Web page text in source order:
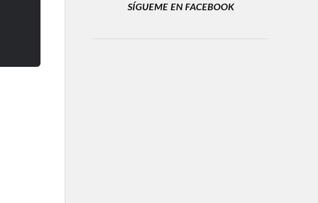
SÍGUEME EN FACEBOOK